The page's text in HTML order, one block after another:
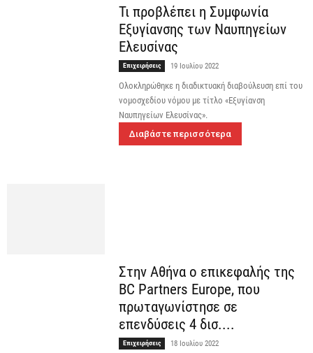
Τι προβλέπει η Συμφωνία
Εξυγίανσης των Ναυπηγείων
Ελευσίνας
Επιχειρήσεις 19 Ιουλίου 2022
Ολοκληρώθηκε η διαδικτυακή διαβούλευση επί του
νομοσχεδίου νόμου με τίτλο «Εξυγίανση
Ναυπηγείων Ελευσίνας».
Διαβάστε περισσότερα
Στην Αθήνα ο επικεφαλής της
BC Partners Europe, που
πρωταγωνίστησε σε
επενδύσεις 4 δισ....
Επιχειρήσεις 18 Ιουλίου 2022